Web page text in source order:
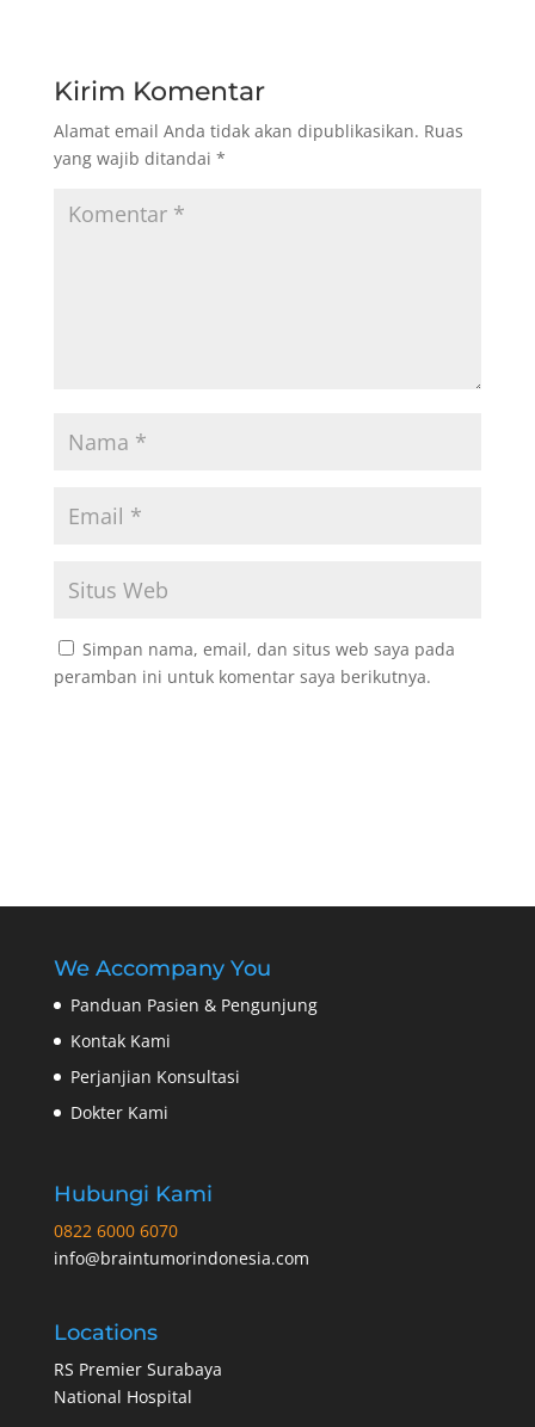
Kirim Komentar
Alamat email Anda tidak akan dipublikasikan. Ruas
yang wajib ditandai *
Simpan nama, email, dan situs web saya pada
peramban ini untuk komentar saya berikutnya.
We Accompany You
Panduan Pasien & Pengunjung
Kontak Kami
Perjanjian Konsultasi
Dokter Kami
Hubungi Kami
0822 6000 6070
info@braintumorindonesia.com
Locations
RS Premier Surabaya
National Hospital